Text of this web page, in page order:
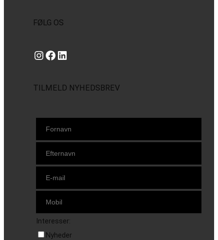
FØLG OS
Instagram https://www.facebook.com/danishbeachvolleytour LinkedIn
TILMELD NYHEDSBREV
Interesser:
Nyheder